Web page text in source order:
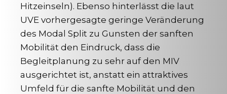
Hitzeinseln). Ebenso hinterlässt die laut
UVE vorhergesagte geringe Veränderung
des Modal Split zu Gunsten der sanften
Mobilität den Eindruck, dass die
Begleitplanung zu sehr auf den MIV
ausgerichtet ist, anstatt ein attraktives
Umfeld für die sanfte Mobilität und den